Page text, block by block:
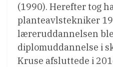
(1990). Herefter tog
planteavlstekniker
læreruddannelsen
diplomuddannelse i
Kruse afsluttede i